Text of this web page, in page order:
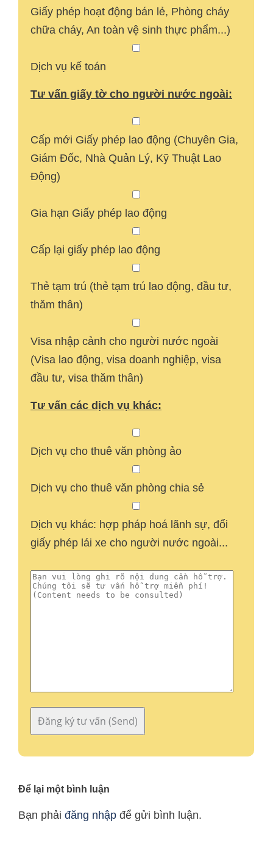
Giấy phép hoạt động bán lẻ, Phòng cháy
chữa cháy, An toàn vệ sinh thực phẩm...)
Dịch vụ kế toán
Tư vấn giấy tờ cho người nước ngoài:
Cấp mới Giấy phép lao động (Chuyên Gia,
Giám Đốc, Nhà Quản Lý, Kỹ Thuật Lao
Động)
Gia hạn Giấy phép lao động
Cấp lại giấy phép lao động
Thẻ tạm trú (thẻ tạm trú lao động, đầu tư,
thăm thân)
Visa nhập cảnh cho người nước ngoài
(Visa lao động, visa doanh nghiệp, visa
đầu tư, visa thăm thân)
Tư vấn các dịch vụ khác:
Dịch vụ cho thuê văn phòng ảo
Dịch vụ cho thuê văn phòng chia sẻ
Dịch vụ khác: hợp pháp hoá lãnh sự, đổi
giấy phép lái xe cho người nước ngoài...
Để lại một bình luận
Bạn phải đăng nhập để gửi bình luận.